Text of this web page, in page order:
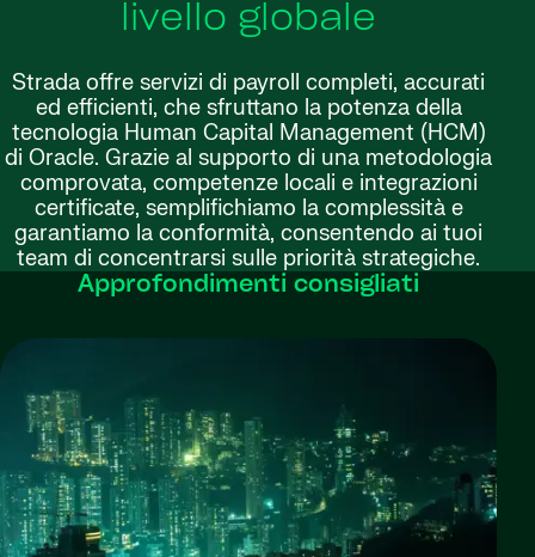
livello globale
Strada offre servizi di payroll completi, accurati
ed efficienti, che sfruttano la potenza della
tecnologia Human Capital Management (HCM)
di Oracle. Grazie al supporto di una metodologia
comprovata, competenze locali e integrazioni
certificate, semplifichiamo la complessità e
garantiamo la conformità, consentendo ai tuoi
team di concentrarsi sulle priorità strategiche.
Approfondimenti consigliati